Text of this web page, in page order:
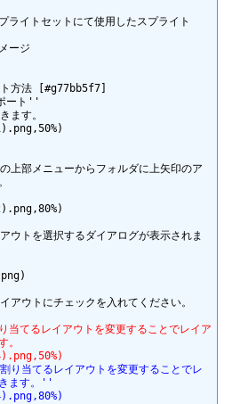
ライトセットにて使用したスプライト
ージ
方法 [#g77bb5f7]
ート''
ます。
上部メニューからフォルダに上矢印のア
ウトを選択するダイアログが表示されま
アウトにチェックを入れてください。
当てるレイアウトを変更することでレイア
。
当てるレイアウトを変更することでレ
きます。''